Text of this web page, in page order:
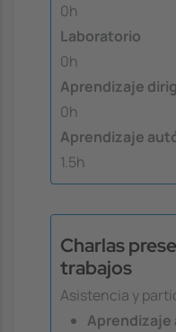
0h
Laboratorio
0h
Aprendizaje
0h
Aprendizaje
1.5h
Charlas
trabajos
Asistencia y